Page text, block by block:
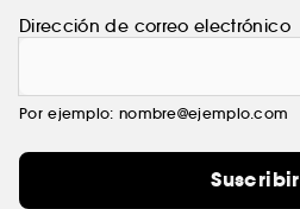
Dirección de correo electrónico
Por ejemplo: nombre@ejemplo.com